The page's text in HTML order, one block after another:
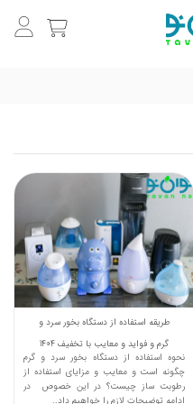
طریقه استفاده از دستگاه بخور سرد و
گرم و فواید و معایب با تخفیف 1404
نحوه استفاده از دستگاه بخور سرد و گرم
چگونه است و معایب و مزایای استفاده از
رطوبت ساز چیست؟ در این خصوص در
ادامه توضیحات لازم را خواهیم داد..